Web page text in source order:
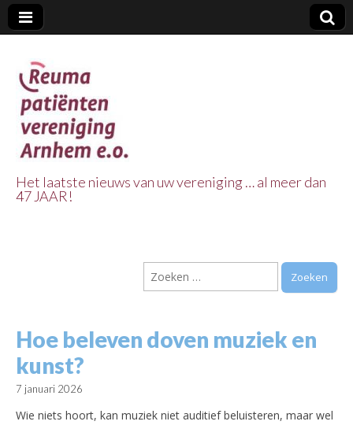
Vereniging
Arnhem e.o.
Het laatste nieuws van uw vereniging … al meer dan
47 JAAR!
Zoeken
naar:
Hoe beleven doven muziek en
kunst?
7 januari 2026
Wie niets hoort, kan muziek niet auditief beluisteren, maar wel